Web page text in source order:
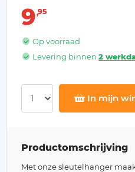
9 95
Op voorraad
Levering binnen2
In mijn
Productomschrijving
Met onze sleutelhanger